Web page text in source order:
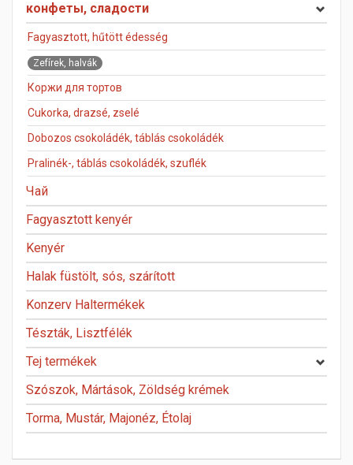
конфеты, сладости
Fagyasztott, hűtött édesség
Zefírek, halvák
Коржи для тортов
Cukorka, drazsé, zselé
Dobozos csokoládék, táblás csokoládék
Pralinék-, táblás csokoládék, szuflék
Чай
Fagyasztott kenyér
Kenyér
Halak füstölt, sós, szárított
Konzerv Haltermékek
Tészták, Lisztfélék
Tej termékek
Szószok, Mártások, Zöldség krémek
Torma, Mustár, Majonéz, Étolaj